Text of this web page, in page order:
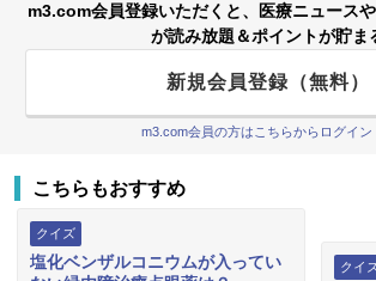
m3.com会員登録いただくと、医療ニュース
が読み放題＆ポイントが貯ま
新規会員登録（無料）
m3.com会員の方はこちらからログイン
こちらもおすすめ
クイズ
塩化ベンザルコニウムが入ってい
クイ